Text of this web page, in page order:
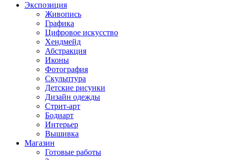
Экспозиция
Живопись
Графика
Цифровое искусство
Хендмейд
Абстракция
Иконы
Фотография
Скульптура
Детские рисунки
Дизайн одежды
Стрит-арт
Бодиарт
Интерьер
Вышивка
Магазин
Готовые работы